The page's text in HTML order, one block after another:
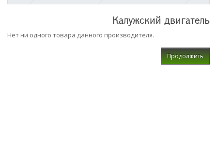
Калужский двигатель
Нет ни одного товара данного производителя.
Продолжить